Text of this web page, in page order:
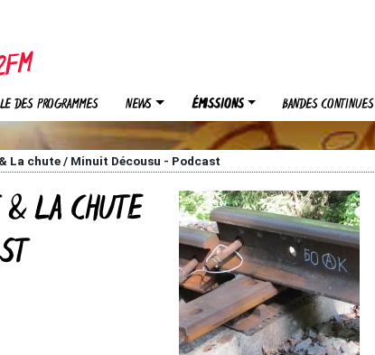
DES PROGRAMMES NEWS ÉMISSIONS BANDES CONTINUES
La chute / Minuit Décousu - Podcast
LA CHUTE